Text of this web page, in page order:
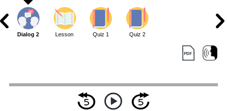
Dialog 2 Lesson Quiz 1 Quiz 2